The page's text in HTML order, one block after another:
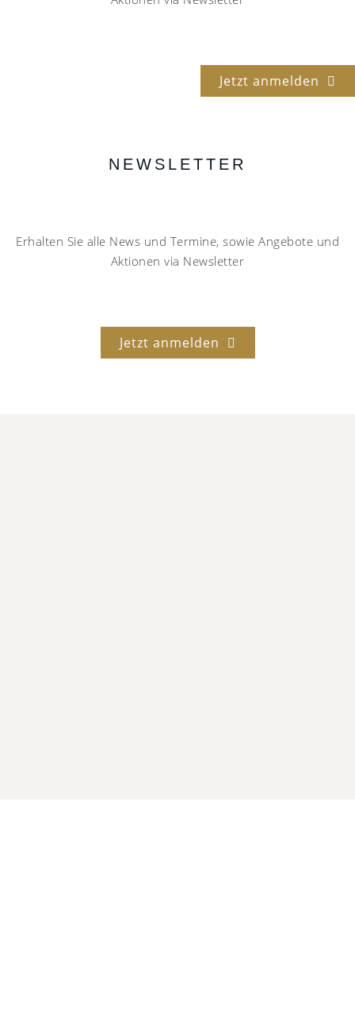
Jetzt anmelden
NEWSLETTER
Erhalten Sie alle News und Termine, sowie Angebote und
Aktionen via Newsletter
Jetzt anmelden